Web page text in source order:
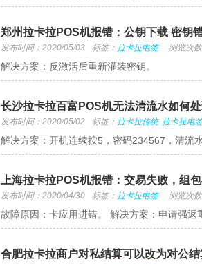
郑州拉卡拉POS机报错：公钥下载 密钥
发布时间：2020/05/03 标签： 拉卡拉电签 浏览次
解决方案：反激活后重新灌装密钥。
长沙拉卡拉百富POS机无法清流水如何处
发布时间：2020/05/02 标签： 拉卡拉传统 拉卡拉电
解决方案：开机连续按5，密码234567，清流水
上海拉卡拉POS机报错：交易失败，组
发布时间：2020/04/30 标签： 拉卡拉电签 浏览次
故障原因：卡应用进错。 解决方案：申请强返
合肥拉卡拉商户对私结算可以改为对公结